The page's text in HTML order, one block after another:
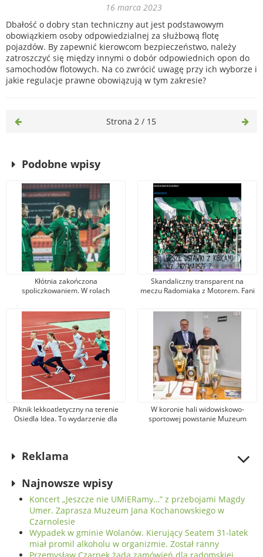
16 marca 2023
Dbałość o dobry stan techniczny aut jest podstawowym
obowiązkiem osoby odpowiedzialnej za służbową flotę
pojazdów. By zapewnić kierowcom bezpieczeństwo, należy
zatroszczyć się między innymi o dobór odpowiednich opon do
samochodów flotowych. Na co zwrócić uwagę przy ich wyborze i
jakie regulacje prawne obowiązują w tym zakresie?
Strona 2 / 15
Podobne wpisy
Kłótnia zakończona
spoliczkowaniem. W rolach
Radomiaka i radny Wójcik
Skandaliczny transparent na
meczu Radomiaka z Motorem. Fani
kibicami, niż…”
Piknik lekkoatletyczny na terenie
Osiedla Idea. To wydarzenie dla
W koronie hali widowiskowo-
sportowej powstanie Muzeum
Reklama
Najnowsze wpisy
Koncert „Jeszcze nie UMiERamy…” z przebojami Magdy
Umer. Zaprasza Muzeum Jana Kochanowskiego w
Czarnolesie
Wypadek w gminie Wolanów. Kierujący Seatem 31-latek
miał promil alkoholu w organizmie. Został ranny